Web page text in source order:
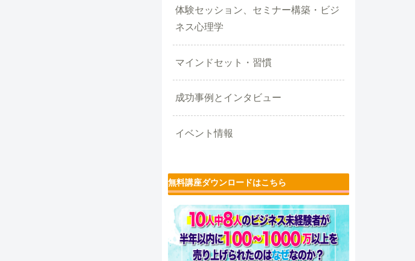
体験セッション、セミナー構築・ビジ
ネス心理学
マインドセット・習慣
成功事例とインタビュー
イベント情報
無料講座ダウンロードはこちら